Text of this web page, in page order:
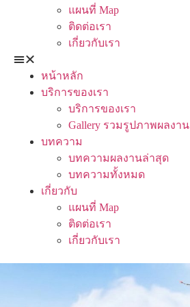
แผนที่ Map
ติดต่อเรา
เกี่ยวกับเรา
หน้าหลัก
บริการของเรา
บริการของเรา
Gallery รวมรูปภาพผลงาน
บทความ
บทความผลงานล่าสุด
บทความทั้งหมด
เกี่ยวกับ
แผนที่ Map
ติดต่อเรา
เกี่ยวกับเรา